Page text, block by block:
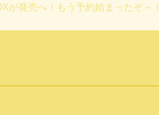
が発売へ！もう予約始まったぞ～！